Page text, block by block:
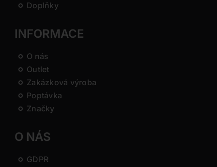
Doplňky
INFORMACE
O nás
Outlet
Zakázková výroba
Poptávka
Značky
O NÁS
GDPR